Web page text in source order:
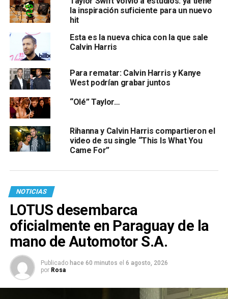
la inspiración suficiente para un nuevo
hit
Esta es la nueva chica con la que sale
Calvin Harris
Para rematar: Calvin Harris y Kanye
West podrían grabar juntos
“Olé” Taylor…
Rihanna y Calvin Harris compartieron el
video de su single “This Is What You
Came For”
NOTICIAS
LOTUS desembarca
oficialmente en Paraguay de la
mano de Automotor S.A.
Publicado hace 60 minutos el 6 agosto, 2026
por Rosa